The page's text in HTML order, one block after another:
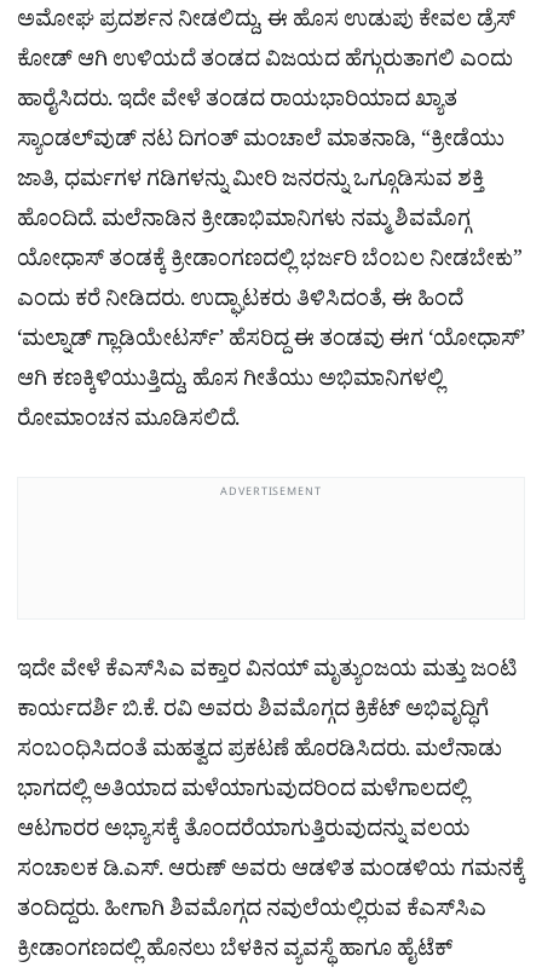
ಅಮೋಘ ಪ್ರದರ್ಶನ ನೀಡಲಿದ್ದು, ಈ ಹೊಸ ಉಡುಪು ಕೇವಲ ಡ್ರೆಸ್
ಕೋಡ್ ಆಗಿ ಉಳಿಯದೆ ತಂಡದ ವಿಜಯದ ಹೆಗ್ಗುರುತಾಗಲಿ ಎಂದು
ಹಾರೈಸಿದರು. ಇದೇ ವೇಳೆ ತಂಡದ ರಾಯಭಾರಿಯಾದ ಖ್ಯಾತ
ಸ್ಯಾಂಡಲ್‌ವುಡ್ ನಟ ದಿಗಂತ್ ಮಂಚಾಲೆ ಮಾತನಾಡಿ, “ಕ್ರೀಡೆಯು
ಜಾತಿ, ಧರ್ಮಗಳ ಗಡಿಗಳನ್ನು ಮೀರಿ ಜನರನ್ನು ಒಗ್ಗೂಡಿಸುವ ಶಕ್ತಿ
ಹೊಂದಿದೆ. ಮಲೆನಾಡಿನ ಕ್ರೀಡಾಭಿಮಾನಿಗಳು ನಮ್ಮ ಶಿವಮೊಗ್ಗ
ಯೋಧಾಸ್ ತಂಡಕ್ಕೆ ಕ್ರೀಡಾಂಗಣದಲ್ಲಿ ಭರ್ಜರಿ ಬೆಂಬಲ ನೀಡಬೇಕು”
ಎಂದು ಕರೆ ನೀಡಿದರು. ಉದ್ಘಾಟಕರು ತಿಳಿಸಿದಂತೆ, ಈ ಹಿಂದೆ
‘ಮಲ್ನಾಡ್ ಗ್ಲಾಡಿಯೇಟರ್ಸ್’ ಹೆಸರಿದ್ದ ಈ ತಂಡವು ಈಗ ‘ಯೋಧಾಸ್’
ಆಗಿ ಕಣಕ್ಕಿಳಿಯುತ್ತಿದ್ದು, ಹೊಸ ಗೀತೆಯು ಅಭಿಮಾನಿಗಳಲ್ಲಿ
ರೋಮಾಂಚನ ಮೂಡಿಸಲಿದೆ.
ADVERTISEMENT
ಇದೇ ವೇಳೆ ಕೆಎಸ್‌ಸಿಎ ವಕ್ತಾರ ವಿನಯ್ ಮೃತ್ಯುಂಜಯ ಮತ್ತು ಜಂಟಿ
ಕಾರ್ಯದರ್ಶಿ ಬಿ.ಕೆ. ರವಿ ಅವರು ಶಿವಮೊಗ್ಗದ ಕ್ರಿಕೆಟ್ ಅಭಿವೃದ್ಧಿಗೆ
ಸಂಬಂಧಿಸಿದಂತೆ ಮಹತ್ವದ ಪ್ರಕಟಣೆ ಹೊರಡಿಸಿದರು. ಮಲೆನಾಡು
ಭಾಗದಲ್ಲಿ ಅತಿಯಾದ ಮಳೆಯಾಗುವುದರಿಂದ ಮಳೆಗಾಲದಲ್ಲಿ
ಆಟಗಾರರ ಅಭ್ಯಾಸಕ್ಕೆ ತೊಂದರೆಯಾಗುತ್ತಿರುವುದನ್ನು ವಲಯ
ಸಂಚಾಲಕ ಡಿ.ಎಸ್. ಆರುಣ್ ಅವರು ಆಡಳಿತ ಮಂಡಳಿಯ ಗಮನಕ್ಕೆ
ತಂದಿದ್ದರು. ಹೀಗಾಗಿ ಶಿವಮೊಗ್ಗದ ನವುಲೆಯಲ್ಲಿರುವ ಕೆಎಸ್‌ಸಿಎ
ಕ್ರೀಡಾಂಗಣದಲ್ಲಿ ಹೊನಲು ಬೆಳಕಿನ ವ್ಯವಸ್ಥೆ ಹಾಗೂ ಹೈಟೆಕ್